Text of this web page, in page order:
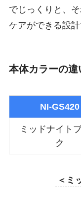
でじっくりと、
ケアができる設計
本体カラーの違
NI-GS420
ミッドナイト
ク
＜ミ